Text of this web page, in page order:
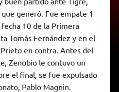
i
l
n
t
F
r
i
n
d
l
y
generó. Fue empate 1
10 de la Primera
Tomás Fernández y en el
en contra. Antes del
Zenobio le contuvo un
el final, se fue expulsado
Pablo Magnin.